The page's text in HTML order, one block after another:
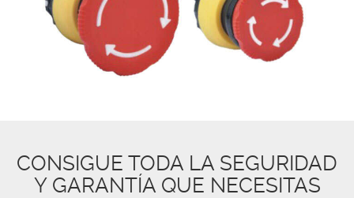
CONSIGUE TODA LA SEGURIDAD
Y GARANTÍA QUE NECESITAS